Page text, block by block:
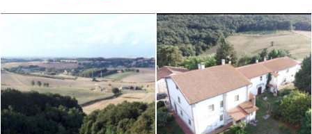
Appartamento in vendita a
Collesalvetti (LI) [2/16]